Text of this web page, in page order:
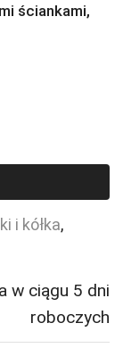
ściankami,
i kółka,
w ciągu 5 dni
roboczych